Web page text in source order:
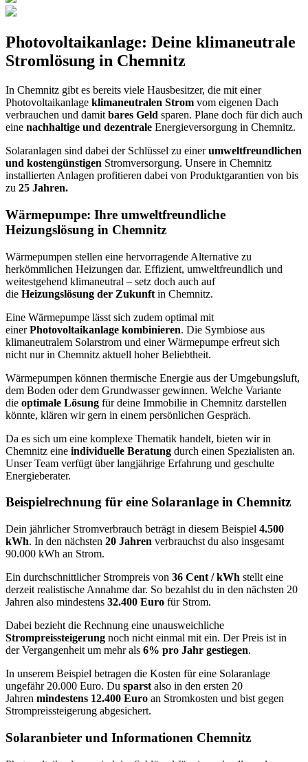
Photovoltaikanlage: Deine klimaneutrale
Stromlösung in Chemnitz
In Chemnitz gibt es bereits viele Hausbesitzer, die mit einer
Photovoltaikanlage klimaneutralen Strom vom eigenen Dach
verbrauchen und damit bares Geld sparen. Plane doch für dich auch
eine nachhaltige und dezentrale Energieversorgung in Chemnitz.
Solaranlagen sind dabei der Schlüssel zu einerumweltfreundlichen
und kostengünstigen Stromversorgung. Unsere in Chemnitz
installierten Anlagen profitieren dabei von Produktgarantien von bis
zu 25 Jahren.
Wärmepumpe: Ihre umweltfreundliche
Heizungslösung in Chemnitz
Wärmepumpen stellen eine hervorragende Alternative zu
herkömmlichen Heizungen dar. Effizient, umweltfreundlich und
weitestgehend klimaneutral – setz doch auch auf
die Heizungslösung der Zukunft in Chemnitz.
Eine Wärmepumpe lässt sich zudem optimal mit
einerPhotovoltaikanlage kombinieren. Die Symbiose aus
klimaneutralem Solarstrom und einer Wärmepumpe erfreut sich
nicht nur in Chemnitz aktuell hoher Beliebtheit.
Wärmepumpen können thermische Energie aus der Umgebungsluft,
dem Boden oder dem Grundwasser gewinnen. Welche Variante
die optimale Lösung für deine Immobilie in Chemnitz darstellen
könnte, klären wir gern in einem persönlichen Gespräch.
Da es sich um eine komplexe Thematik handelt, bieten wir in
Chemnitz eine individuelle Beratung durch einen Spezialisten an.
Unser Team verfügt über langjährige Erfahrung und geschulte
Energieberater.
Beispielrechnung für eine Solaranlage in Chemnitz
Dein jährlicher Stromverbrauch beträgt in diesem Beispiel 4.500
kWh. In den nächsten 20 Jahren verbrauchst du also insgesamt
90.000 kWh an Strom.
Ein durchschnittlicher Strompreis von 36 Cent / kWh stellt eine
derzeit realistische Annahme dar. So bezahlst du in den nächsten 20
Jahren also mindestens 32.400 Euro für Strom.
Dabei bezieht die Rechnung eine unausweichliche
Strompreissteigerung noch nicht einmal mit ein. Der Preis ist in
der Vergangenheit um mehr als 6% pro Jahr gestiegen.
In unserem Beispiel betragen die Kosten für eine Solaranlage
ungefähr 20.000 Euro. Du sparst also in den ersten 20
Jahren mindestens 12.400 Euro an Stromkosten und bist gegen
Strompreissteigerung abgesichert.
Solaranbieter und Informationen Chemnitz